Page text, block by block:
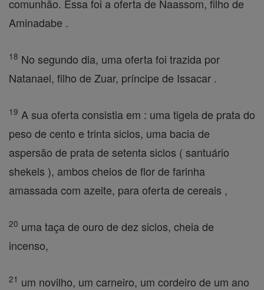
comunhão. Essa foi a oferta de Naassom, filho de
Aminadabe .
18 No segundo dia, uma oferta foi trazida por
Natanael, filho de Zuar, príncipe de Issacar .
19 A sua oferta consistia em : uma tigela de prata do
peso de cento e trinta siclos, uma bacia de
aspersão de prata de setenta siclos ( santuário
shekels ), ambos cheios de flor de farinha
amassada com azeite, para oferta de cereais ,
20 uma taça de ouro de dez siclos, cheia de
incenso,
21 um novilho, um carneiro, um cordeiro de um ano